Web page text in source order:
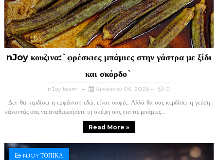
nJoy κουζινα:`φρέσκιες μπάμιες στην γάστρα με ξίδι
και σκόρδο`
nJoy team Αυγούστου 06, 2026 0
Δεν θα κερδίσει η εμφάνιση εδώ, είναι σαφές. Αλλά θα σας κερδίσει η γεύση ,
κάνοντάς σας να αναθεωρήσετε τη σκέψη σας για τις μπάμιες...
Read More »
NJOY ΤΟΠΙΚΑ